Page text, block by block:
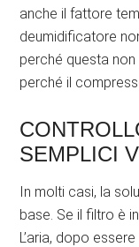
anche il fattore
deumidificatore
perché questa
perché il
SEMPLICI
In molti casi, la
base. Se il filtro è
L’aria, dopo